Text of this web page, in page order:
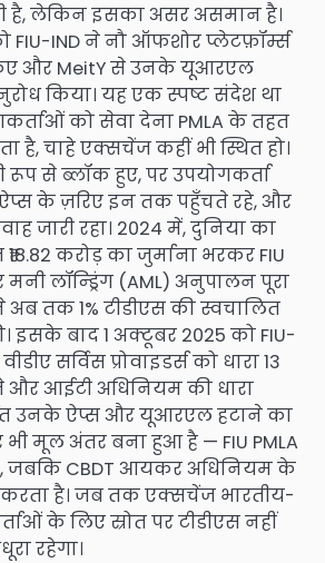
है, लेकिन इसका असर असमान है।
FIU-IND ने नौ ऑफशोर प्लेटफ़ॉर्म्स
और MeitY से उनके यूआरएल
किया। यह एक स्पष्ट संदेश था
को सेवा देना PMLA के तहत
है, चाहे एक्सचेंज कहीं भी स्थित हो।
से ब्लॉक हुए, पर उपयोगकर्ता
के ज़रिए इन तक पहुँचते रहे, और
जारी रहा। 2024 में, दुनिया का
करोड़ का जुर्माना भरकर FIU
लॉन्ड्रिंग (AML) अनुपालन पूरा
तक 1% टीडीएस की स्वचालित
इसके बाद 1 अक्टूबर 2025 को FIU-
सर्विस प्रोवाइडर्स को धारा 13
आईटी अधिनियम की धारा
उनके ऐप्स और यूआरएल हटाने का
भी मूल अंतर बना हुआ है — FIU PMLA
जबकि CBDT आयकर अधिनियम के
करता है। जब तक एक्सचेंज भारतीय-
के लिए स्रोत पर टीडीएस नहीं
रहेगा।